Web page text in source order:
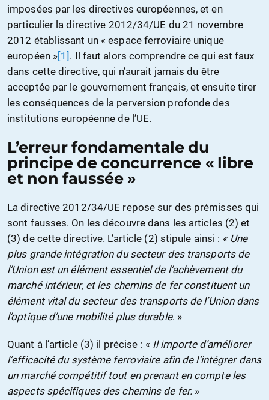
imposées par les directives européennes, et en
particulier la directive 2012/34/UE du 21 novembre
2012 établissant un « espace ferroviaire unique
européen »[1] . Il faut alors comprendre ce qui est faux
dans cette directive, qui n’aurait jamais du être
acceptée par le gouvernement français, et ensuite tirer
les conséquences de la perversion profonde des
institutions européenne de l’UE.
L’erreur fondamentale du
principe de concurrence « libre
et non faussée »
La directive 2012/34/UE repose sur des prémisses qui
sont fausses. On les découvre dans les articles (2) et
(3) de cette directive. L’article (2) stipule ainsi : « Une
plus grande intégration du secteur des transports de
l’Union est un élément essentiel de l’achèvement du
marché intérieur, et les chemins de fer constituent un
élément vital du secteur des transports de l’Union dans
l’optique d’une mobilité plus durable. »
Quant à l’article (3) il précise : « Il importe d’améliorer
l’efficacité du système ferroviaire afin de l’intégrer dans
un marché compétitif tout en prenant en compte les
aspects spécifiques des chemins de fer. »